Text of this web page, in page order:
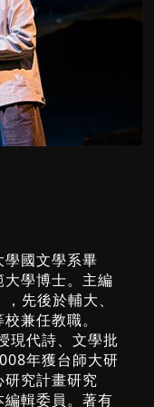
國文學系畢
學博士。主編
先後於輔大、
兼任教職。
現代詩、文學批
年獲台師大研
究計畫研究
輯委員。著有